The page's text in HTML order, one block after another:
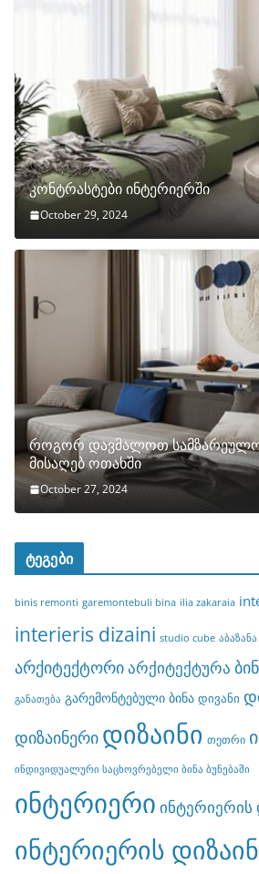
კონტრასტები ინტერიერში
October 29, 2024
როგორ დავმალოთ
მისაღებ ოთახში
October 27, 2024
ტეგები
binis remonti garemontebuli bina ilia zakaraia
interieris dizaini studio cube აბაზანა
არქიტექტორიარქიტექტურა
განათება გარემონტებული ბინა დივანი
დიზაინერი დიზაინი თეთრი
ინდივიდუალური საცხოვრებელი ბინა ბუნებაში
ინტერიერი ინტერიერის
ინტერიერის